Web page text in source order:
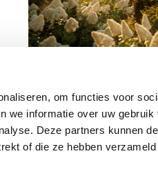
om functies voor
we informatie over uw gebruik
Deze partners kunnen
of die ze hebben